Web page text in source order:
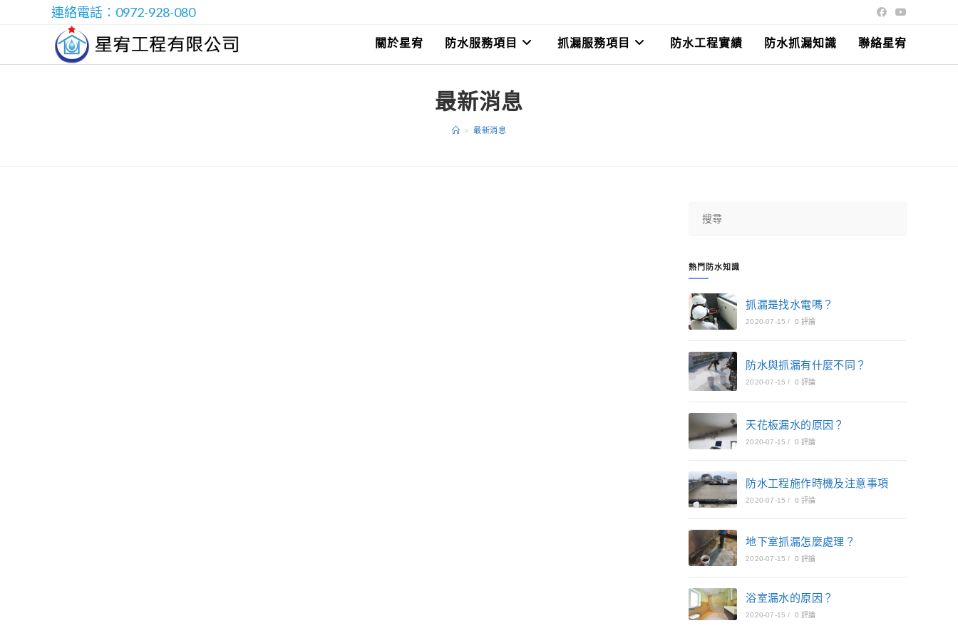
連絡電話：0972-928-080
關於星宥 防水服務項目 抓漏服務項目 防水工程實績 防水抓漏知識 聯絡星宥
最新消息
> 最新消息
熱門防水知識
抓漏是找水電嗎？
2020-07-15 / 0 評論
防水與抓漏有什麼不同？
2020-07-15 / 0 評論
天花板漏水的原因？
2020-07-15 / 0 評論
防水工程施作時機及注意事項
2020-07-15 / 0 評論
地下室抓漏怎麼處理？
2020-07-15 / 0 評論
浴室漏水的原因？
2020-07-15 / 0 評論